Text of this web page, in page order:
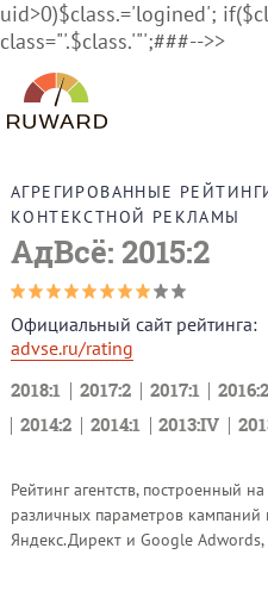
uid>0)$class.='logined';
class="'.$class.'"';###-->>
АГРЕГИРОВАННЫЕ
КОНТЕКСТНОЙ РЕКЛАМЫ
АдВсё: 2015:2
Официальный сайт рейтинга:
advse.ru/rating
2018:1
2017:2 2017:1 2016:2
2014:2
2014:1 2013:IV
Рейтинг агентств, построенный
различных параметров кампаний
Яндекс.Директ и Google